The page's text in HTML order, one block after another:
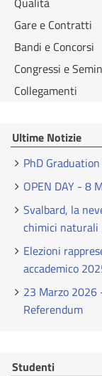
Gare e Contratti
Bandi e Concorsi
Congressi e
Collegamenti
Ultime Notizie
PhD
OPEN DAY - 8
Svalbard, la
chimici naturali
Elezioni
accademico
23 Marzo
Referendum
Studenti